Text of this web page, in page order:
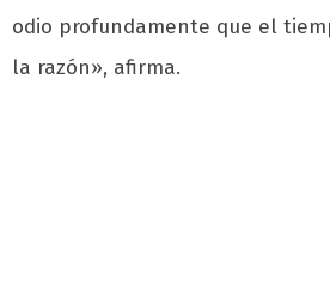
odio profundamente que el
la razón», afirma.